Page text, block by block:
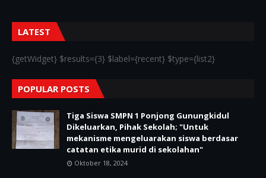
LATEST
{getWidget} $results={3} $label={recent} $type={list2}
POPULAR POSTS
Tiga Siswa SMPN 1 Ponjong Gunungkidul
Dikeluarkan, Pihak Sekolah; "Untuk
mekanisme mengeluarakan siswa berdasar
catatan etika murid di sekolahan"
Oktober 18, 2024